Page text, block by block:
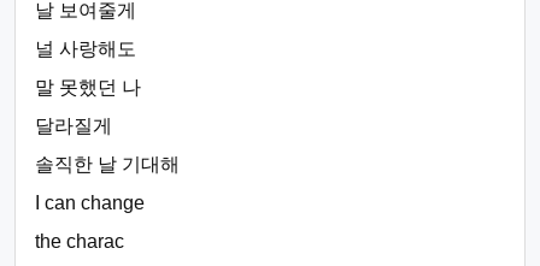
날 보여줄게
널 사랑해도
말 못했던 나
달라질게
솔직한 날 기대해
I can change
the charac